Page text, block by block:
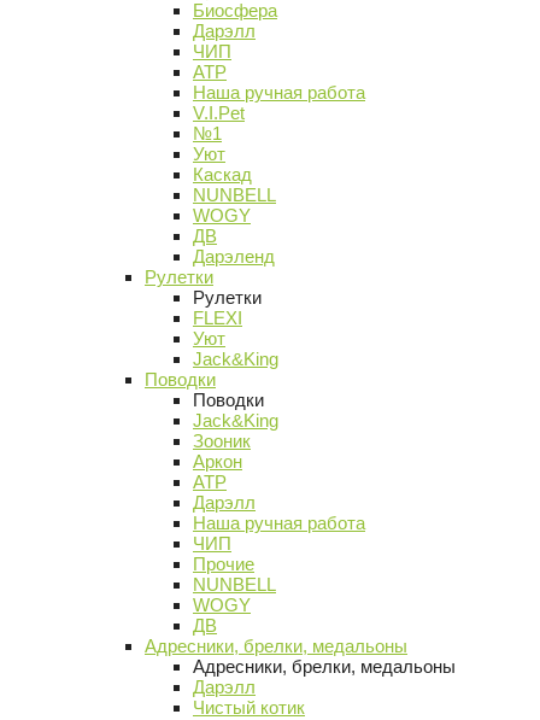
Биосфера
Дарэлл
ЧИП
АТР
Наша ручная работа
V.I.Pet
№1
Уют
Каскад
NUNBELL
WOGY
ДВ
Дарэленд
Рулетки
Рулетки
FLEXI
Уют
Jack&King
Поводки
Поводки
Jack&King
Зооник
Аркон
АТР
Дарэлл
Наша ручная работа
ЧИП
Прочие
NUNBELL
WOGY
ДВ
Адресники, брелки, медальоны
Адресники, брелки, медальоны
Дарэлл
Чистый котик